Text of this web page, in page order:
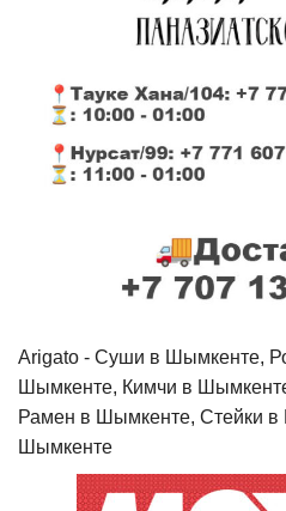
Arigato - Cуши в Шымкенте,
Шымкенте, Кимчи в
Рамен в Шымкенте, Стейки
Шымкенте